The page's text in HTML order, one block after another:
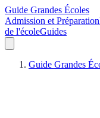
Guide Grandes Écoles
Admission et Préparation
de l'écoleGuides
Guide Grandes